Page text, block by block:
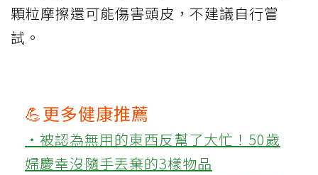
顆粒摩擦還可能傷害頭皮，不建議自行嘗
試。
💪更多健康推薦
‧被認為無用的東西反幫了大忙！50歲
婦慶幸沒隨手丟棄的3樣物品